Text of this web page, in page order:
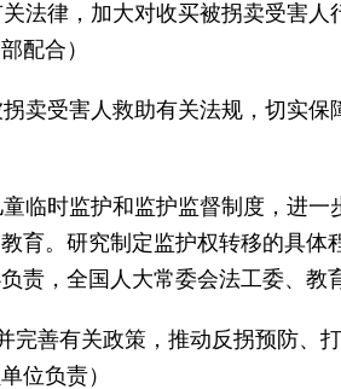
，加大对收买被拐卖受害人行
配合）
害人救助有关法规，切实保障
监护和监护监督制度，进一步
育。研究制定监护权转移的具
负责，全国人大常委会法工委、
善有关政策，推动反拐预防、打
位负责）